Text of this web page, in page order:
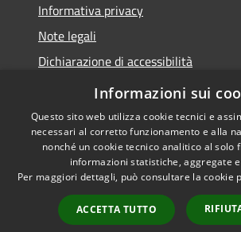
Informativa privacy
Note legali
Dichiarazione di accessibilità
Piano di miglioramento del sito
Accessibilità
Informazioni sui
Questo sito web utilizza cookie tecnici e
necessari al corretto funzionamento e alla
nonché un cookie tecnico analitico al solo
informazioni statistiche, aggregate
Per maggiori dettagli, può consultare la cookie
ACCETTA TUTTO